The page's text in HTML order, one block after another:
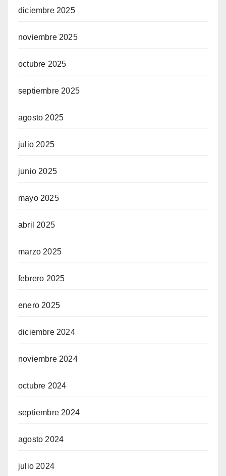
diciembre 2025
noviembre 2025
octubre 2025
septiembre 2025
agosto 2025
julio 2025
junio 2025
mayo 2025
abril 2025
marzo 2025
febrero 2025
enero 2025
diciembre 2024
noviembre 2024
octubre 2024
septiembre 2024
agosto 2024
julio 2024